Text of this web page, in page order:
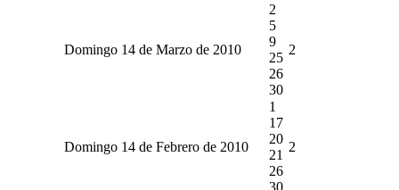
Domingo 14 de Marzo de 2010
2
5
9
25
26
30
2
Domingo 14 de Febrero de 2010
1
17
20
21
26
30
2